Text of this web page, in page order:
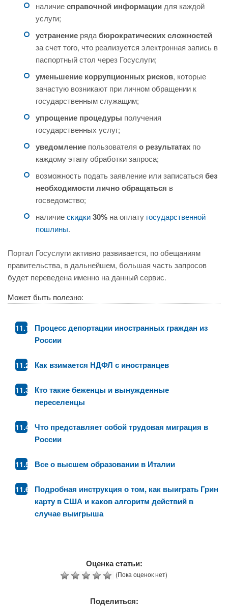
наличиесправочной информации для каждой
услуги;
устранение рядабюрократических сложностей
за счет того, что реализуется электронная запись в
паспортный стол через Госуслуги;
уменьшение коррупционных рисков, которые
зачастую возникают при личном обращении к
государственным служащим;
упрощение процедуры получения
государственных услуг;
уведомление пользователя о результатах по
каждому этапу обработки запроса;
возможность подать заявление или записаться без
необходимости лично обращаться в
госведомство;
наличиескидки30% на оплату государственной
пошлины.
Портал Госуслуги активно развивается, по обещаниям
правительства, в дальнейшем, большая часть запросов
будет переведена именно на данный сервис.
Может быть полезно:
Процесс депортации иностранных граждан из
России
Как взимается НДФЛ с иностранцев
Кто такие беженцы и вынужденные
переселенцы
Что представляет собой трудовая миграция в
России
Все о высшем образовании в Италии
Подробная инструкция о том, как выиграть Грин
карту в США и каков алгоритм действий в
случае выигрыша
Оценка статьи:
(Пока оценок нет)
Поделиться: